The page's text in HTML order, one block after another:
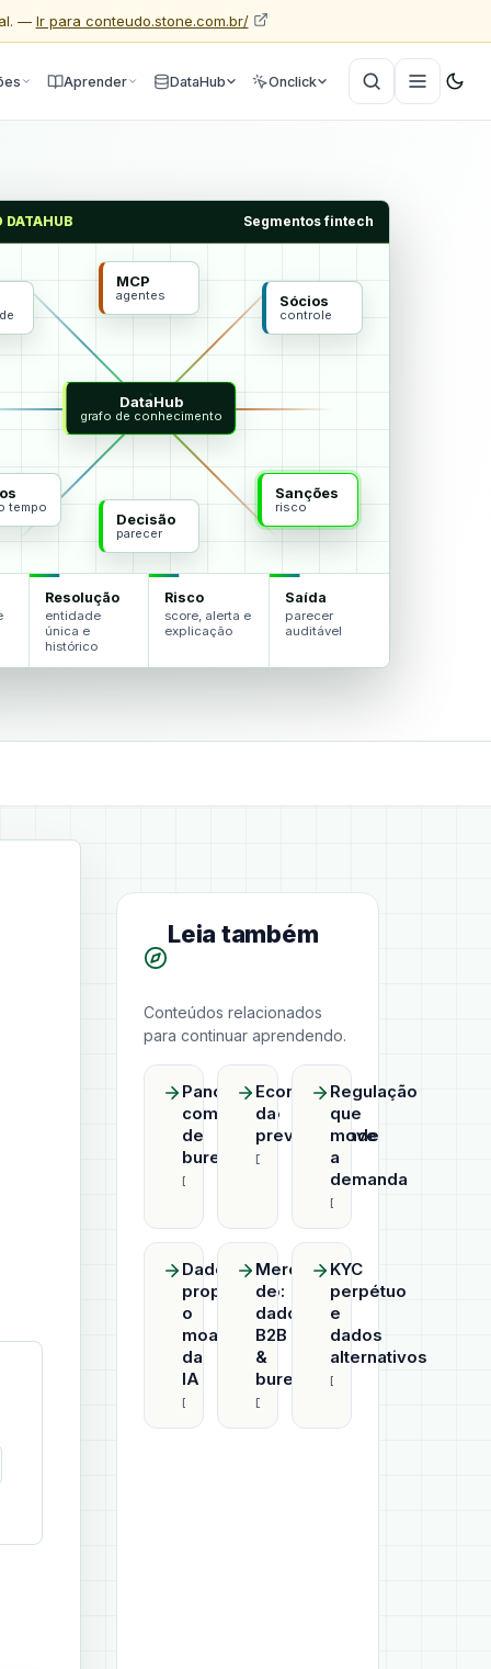
— Ir para conteudo.stone.com.br/
Aprender DataHub Onclick
DATAHUB Segmentos fintech
Sócios
controle
tempo
Sanções
risco
MCP
agentes
Decisão
parecer
DataHub
grafo de conhecimento
Resolução
entidade
única e
histórico
Risco
score, alerta e
explicação
Saída
parecer
auditável
Leia também
Conteúdos relacionados
para continuar aprendendo.
Panorama
competitivo
de
bureaus
Economia
da
previsibilidade
Regulação
que
move
a
demanda
Dado
proprietário:
o
moat
da
IA
Mercado
de
dados
B2B
&
bureaus
KYC
perpétuo
e
dados
alternativos